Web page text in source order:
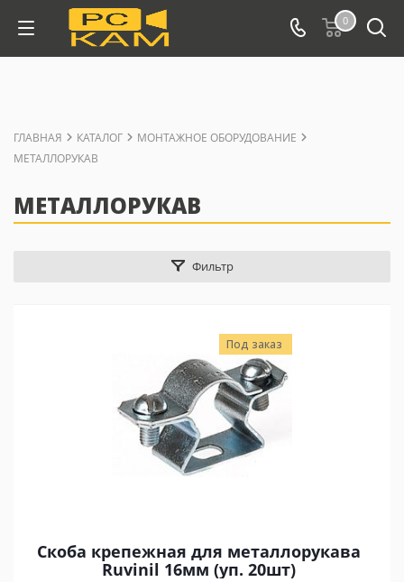
0
ГЛАВНАЯ КАТАЛОГ
МОНТАЖНОЕ ОБОРУДОВАНИЕ
МЕТАЛЛОРУКАВ
МЕТАЛЛОРУКАВ
Фильтр
Под заказ
Скоба крепежная для металлорукава
Ruvinil 16мм (уп. 20шт)